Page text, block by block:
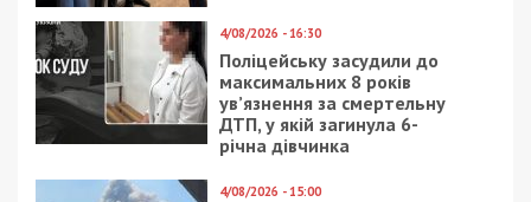
4/08/2026 - 16:30
Поліцейську засудили до
максимальних 8 років
ув’язнення за смертельну
ДТП, у якій загинула 6-
річна дівчинка
4/08/2026 - 15:00